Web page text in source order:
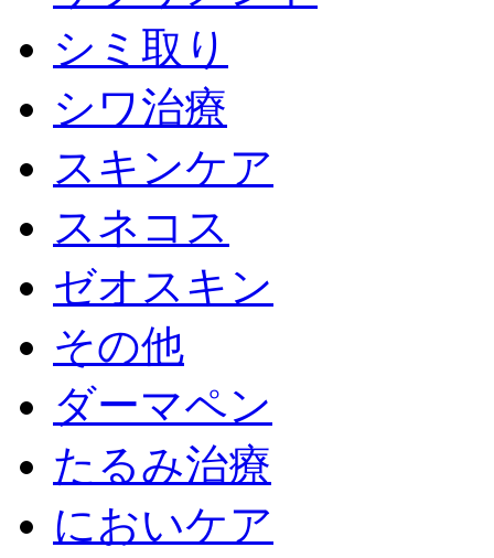
シミ取り
シワ治療
スキンケア
スネコス
ゼオスキン
その他
ダーマペン
たるみ治療
においケア